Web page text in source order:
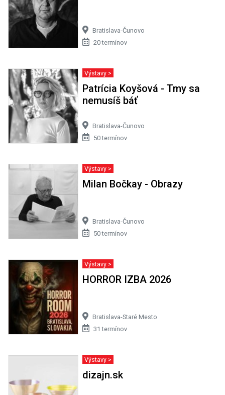
Bratislava-Čunovo
20 termínov
Výstavy >
Patrícia Koyšová - Tmy sa
nemusíš báť
Bratislava-Čunovo
50 termínov
Výstavy >
Milan Bočkay - Obrazy
Bratislava-Čunovo
50 termínov
Výstavy >
HORROR IZBA 2026
Bratislava-Staré Mesto
31 termínov
Výstavy >
dizajn.sk